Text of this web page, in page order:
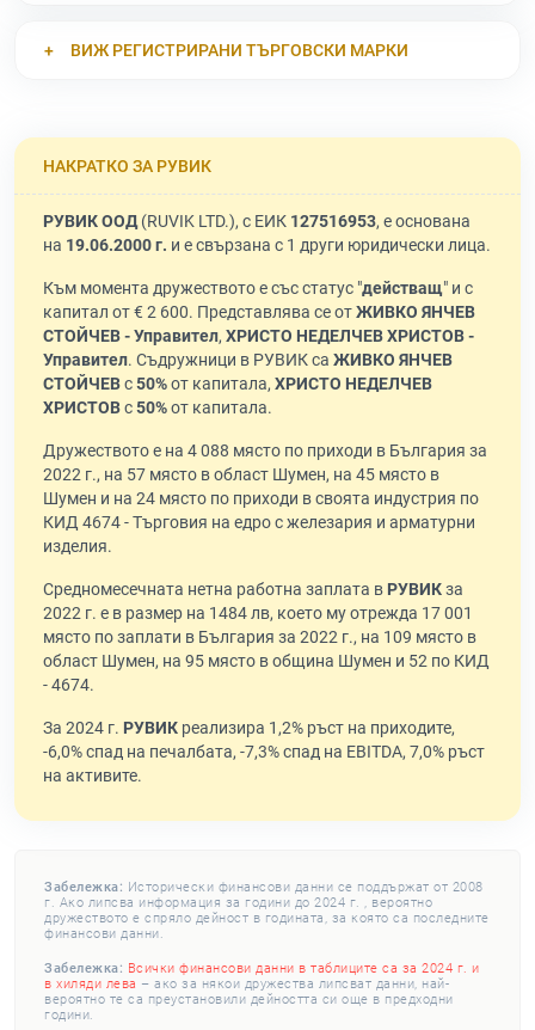
ВИЖ РЕГИСТРИРАНИ ТЪРГОВСКИ МАРКИ
НАКРАТКО ЗА РУВИК
РУВИК ООД(RUVIK LTD.), с ЕИК 127516953, е основана
на 19.06.2000 г. и е свързана с 1 други юридически лица.
Към момента дружеството е със статус "действащ" и с
капитал от € 2 600. Представлява се отЖИВКО ЯНЧЕВ
СТОЙЧЕВ - Управител, ХРИСТО НЕДЕЛЧЕВ ХРИСТОВ -
Управител. Съдружници в РУВИК са ЖИВКО ЯНЧЕВ
СТОЙЧЕВс50%от капитала, ХРИСТО НЕДЕЛЧЕВ
ХРИСТОВс50%от капитала.
Дружеството е на 4 088 място по приходи в България за
2022 г., на 57 място в област Шумен, на 45 място в
Шумен и на 24 място по приходи в своята индустрия по
КИД 4674 - Търговия на едро с железария и арматурни
изделия.
Средномесечната нетна работна заплата в РУВИКза
2022 г. е в размер на 1484 лв, което му отрежда 17 001
място по заплати в България за 2022 г., на 109 място в
област Шумен, на 95 място в община Шумен и 52 по КИД
- 4674.
За 2024 г. РУВИК реализира 1,2% ръст на приходите,
-6,0% спад на печалбата, -7,3% спад на EBITDA, 7,0% ръст
на активите.
Забележка: Исторически финансови данни се поддържат от 2008
г. Ако липсва информация за години до 2024 г. , вероятно
дружеството е спряло дейност в годината, за която са последните
финансови данни.
Забележка: Всички финансови данни в таблиците са за 2024 г. и
в хиляди лева – ако за някои дружества липсват данни, най-
вероятно те са преустановили дейността си още в предходни
години.